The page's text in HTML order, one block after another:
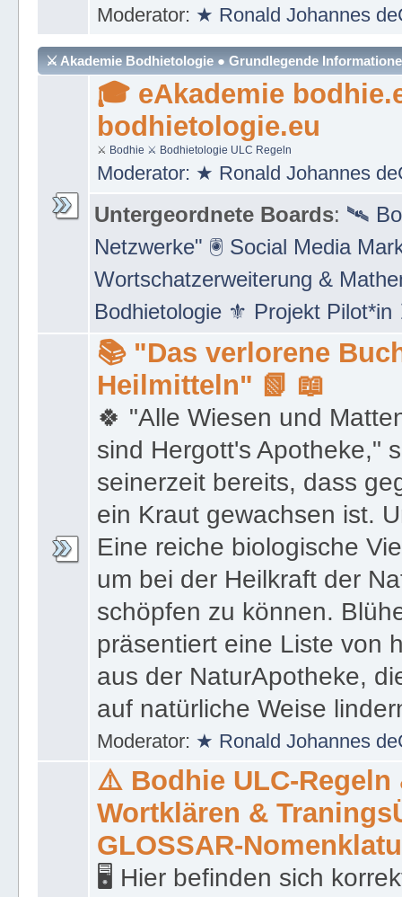
& ULClub Matura
Moderator:★ Ronald Johannes
⚔ Akademie Bodhietologie ● Grundlegende
🎓 eAkademie
bodhietologie.eu
Moderator:★ Ronald Johannes
Untergeordnete Boards:🛰
Netzwerke" 🖲 Social Media
Wortschatzerweiterung &
Bodhietologie ⚜ Projekt
📚 "Das verlorene
Heilmitteln" 📗 📖
🍀 "Alle Wiesen und
sind Hergott's Apotheke,"
seinerzeit bereits, dass
ein Kraut gewachsen ist.
Eine reiche biologische
um bei der Heilkraft der
schöpfen zu können.
präsentiert eine Liste von
aus der NaturApotheke,
auf natürliche Weise
Moderator:★ Ronald Johannes
⚠️ Bodhie ULC-Regeln
Wortklären &
GLOSSAR-